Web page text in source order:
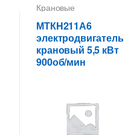
Крановые
электродвигатели
МТКH211А6
электродвигатель
крановый 5,5 кВт
900об/мин